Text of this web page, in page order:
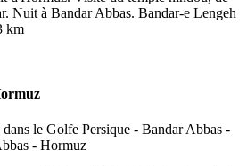
Nuit à Bandar Abbas. Bandar-e Lengeh
km